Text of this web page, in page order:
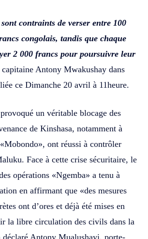
contraints de verser entre 100
congolais, tandis que chaque
2 000 francs pour poursuivre leur
Antony Mwakushay dans
ce Dimanche 20 avril à 11heure.
un véritable blocage des
de Kinshasa, notamment à
ont réussi à contrôler
Face à cette crise sécuritaire, le
opérations «Ngemba» a tenu à
en affirmant que «des mesures
ont d’ores et déjà été mises en
la libre circulation des civils dans la
déclaré Antony Mualushayi, porte-